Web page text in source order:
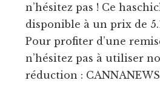
n’hésitez pas ! Ce
disponible à un prix de
Pour profiter d’une
n’hésitez pas à utiliser
réduction :